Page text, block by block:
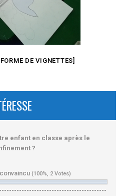
DE VIGNETTES]
enfant en classe après le
?
(100%, 2 Votes)